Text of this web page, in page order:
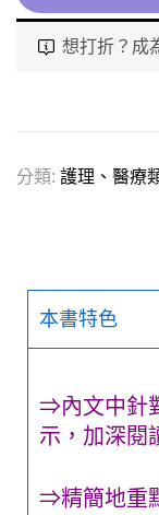
想打折？成
分類: 護理、醫療
本書特色
⇒內文中針
示，加深閱
⇒精簡地重